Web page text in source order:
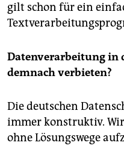
gilt schon für ein
Datenverarbeitung in
demnach verbieten?
Die deutschen
immer konstruktiv.
ohne Lösungswege